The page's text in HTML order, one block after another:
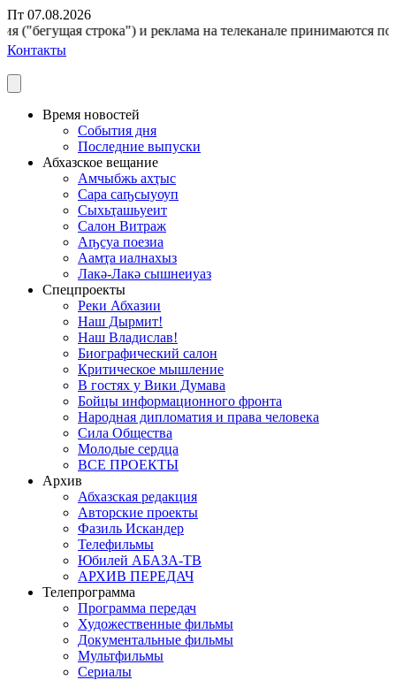
Пт 07.08.2026
("бегущая строка") и реклама на телеканале принимаются по
Контакты
Время новостей
События дня
Последние выпуски
Абхазское вещание
Амчыбжь ахҭыс
Сара саҧсыуоуп
Сыхьҭашьуеит
Салон Витраж
Аҧсуа поезиа
Аамҭа иалнахыз
Лакә-Лакә сышнеиуаз
Спецпроекты
Реки Абхазии
Наш Дырмит!
Наш Владислав!
Биографический салон
Критическое мышление
В гостях у Вики Думава
Бойцы информационного фронта
Народная дипломатия и права человека
Сила Общества
Молодые сердца
ВСЕ ПРОЕКТЫ
Архив
Абхазская редакция
Авторские проекты
Фазиль Искандер
Телефильмы
Юбилей АБАЗА-ТВ
АРХИВ ПЕРЕДАЧ
Телепрограмма
Программа передач
Художественные фильмы
Документальные фильмы
Мультфильмы
Сериалы